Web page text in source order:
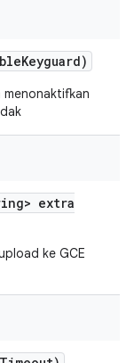
Keyguard)
extra
ke GCE